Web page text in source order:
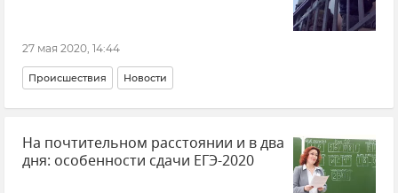
27 мая 2020, 14:44
Происшествия Новости
На почтительном расстоянии и в два
дня: особенности сдачи ЕГЭ-2020